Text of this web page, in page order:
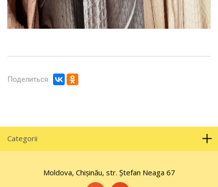
Поделиться
Categorii
Moldova, Chișinău, str. Ştefan Neaga 67